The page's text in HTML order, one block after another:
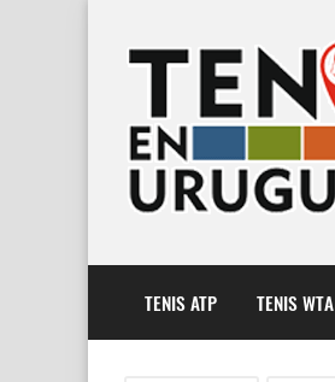
TENIS ATP TENIS WTA